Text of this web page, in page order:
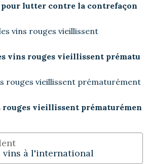
pour lutter contre la contrefaçon
vins rouges vieillissent prématu
rouges vieillissent prématurémen
vins à l'international